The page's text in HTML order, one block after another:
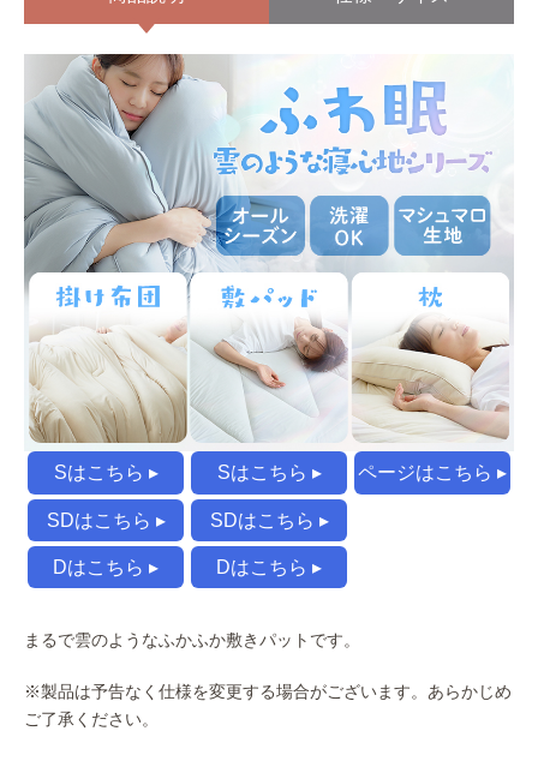
Sはこちら ▸ Sはこちら ▸ ページはこちら ▸
SDはこちら ▸ SDはこちら ▸
Dはこちら ▸ Dはこちら ▸
まるで雲のようなふかふか敷きパットです。
※製品は予告なく仕様を変更する場合がございます。あらかじめ
ご了承ください。